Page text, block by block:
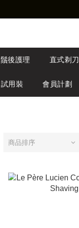
鬚後護理 直式剃刀
試用裝 會員計劃
商品排序